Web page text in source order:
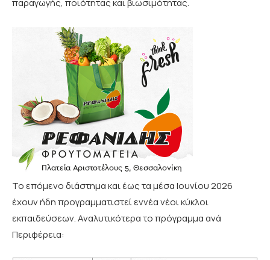
παραγωγής, ποιότητας και βιωσιμότητας.
Το επόμενο διάστημα και έως τα μέσα Ιουνίου 2026
έχουν ήδη προγραμματιστεί εννέα νέοι κύκλοι
εκπαιδεύσεων. Αναλυτικότερα το πρόγραμμα ανά
Περιφέρεια: